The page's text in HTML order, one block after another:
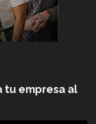
tu empresa al